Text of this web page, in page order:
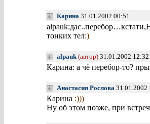
Карина 31.01.2002 00:51
тонких тел:)
alpauk (автор) 31.01.2002 12:32
Карина: а чё перебор-то?
Анастасия Рослова 31.01.2002
Карина :)))
Ну об этом позже, при